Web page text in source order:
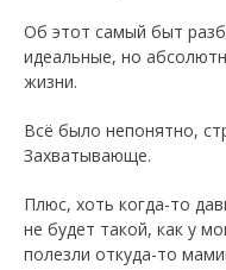
Об этот самый быт
идеальные, но
жизни.
Всё было непонятно,
Захватывающе.
Плюс, хоть когда-то
не будет такой, как у
полезли откуда-то